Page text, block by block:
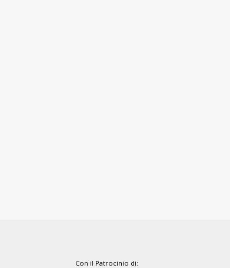
Con il Patrocinio di: